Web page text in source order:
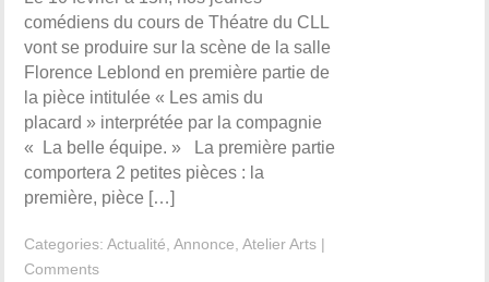
comédiens du cours de Théatre du CLL
vont se produire sur la scène de la salle
Florence Leblond en première partie de
la pièce intitulée « Les amis du
placard » interprétée par la compagnie
« La belle équipe. » La première partie
comportera 2 petites pièces : la
première, pièce […]
Categories:Actualité ,Annonce ,Atelier Arts |
Comments